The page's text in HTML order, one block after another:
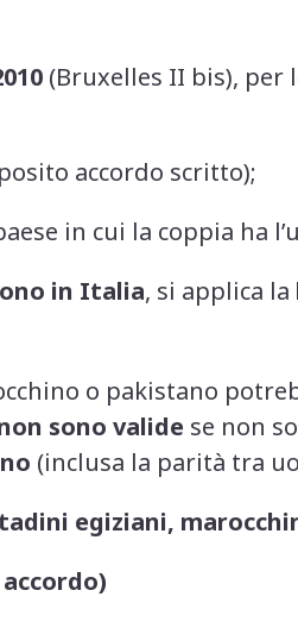
(Bruxelles II bis), per
accordo scritto);
in cui la coppia ha
in Italia, si applica la
o pakistano
sono valide se non
(inclusa la parità tra
egiziani,